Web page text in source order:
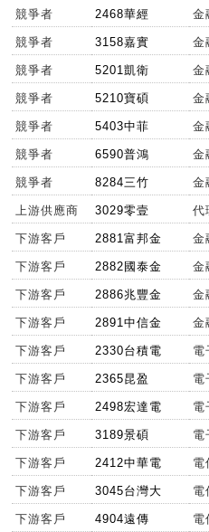
競爭者 2468華經 金
競爭者 3158嘉實 金
競爭者 5201凱衛 金
競爭者 5210寶碩 金
競爭者 5403中菲 金
競爭者 6590普鴻 金
競爭者 8284三竹 金
上游供應商 3029零壹 代
下游客戶 2881富邦金 金
下游客戶 2882國泰金 金
下游客戶 2886兆豐金 金
下游客戶 2891中信金 金
下游客戶 2330台積電 電
下游客戶 2365昆盈 電
下游客戶 2498宏達電 電
下游客戶 3189景碩 電
下游客戶 2412中華電 電
下游客戶 3045台灣大 電
下游客戶 4904遠傳 電